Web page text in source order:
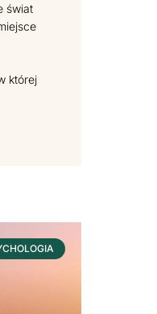
świat
której